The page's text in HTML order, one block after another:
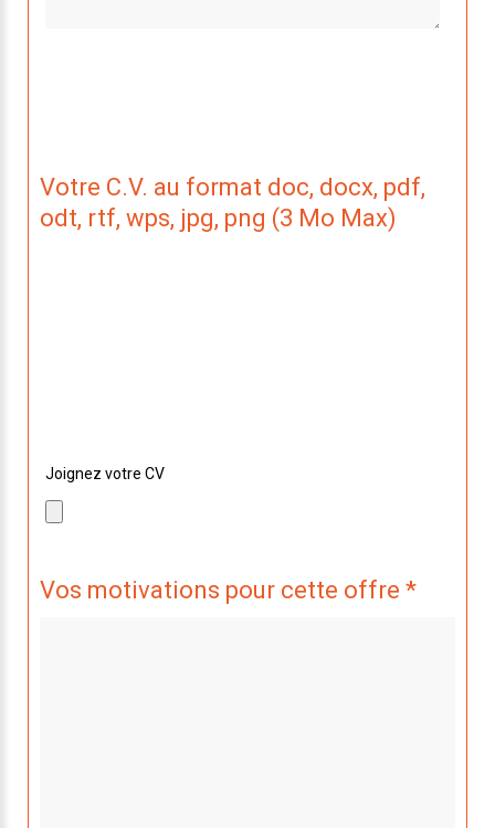
Votre C.V. au format doc, docx, pdf,
odt, rtf, wps, jpg, png (3 Mo Max)
Joignez votre CV
Vos motivations pour cette offre *